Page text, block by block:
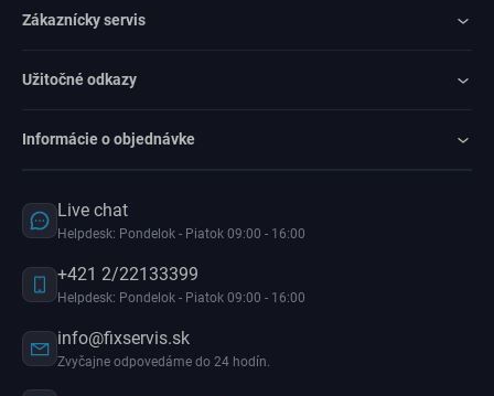
Zákaznícky servis
Užitočné odkazy
Informácie o objednávke
Live chat
Helpdesk: Pondelok - Piatok 09:00 - 16:00
+421 2/22133399
Helpdesk: Pondelok - Piatok 09:00 - 16:00
info@fixservis.sk
Zvyčajne odpovedáme do 24 hodín.